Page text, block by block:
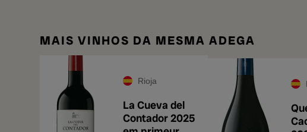
MAIS VINHOS DA MESMA ADEGA
Rioja
La Cueva del
Contador 2025